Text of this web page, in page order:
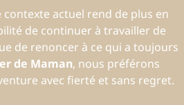
actuel rend de plus en
de continuer à travailler de
de renoncer à ce qui a toujours
de Maman, nous préférons
avec fierté et sans regret.